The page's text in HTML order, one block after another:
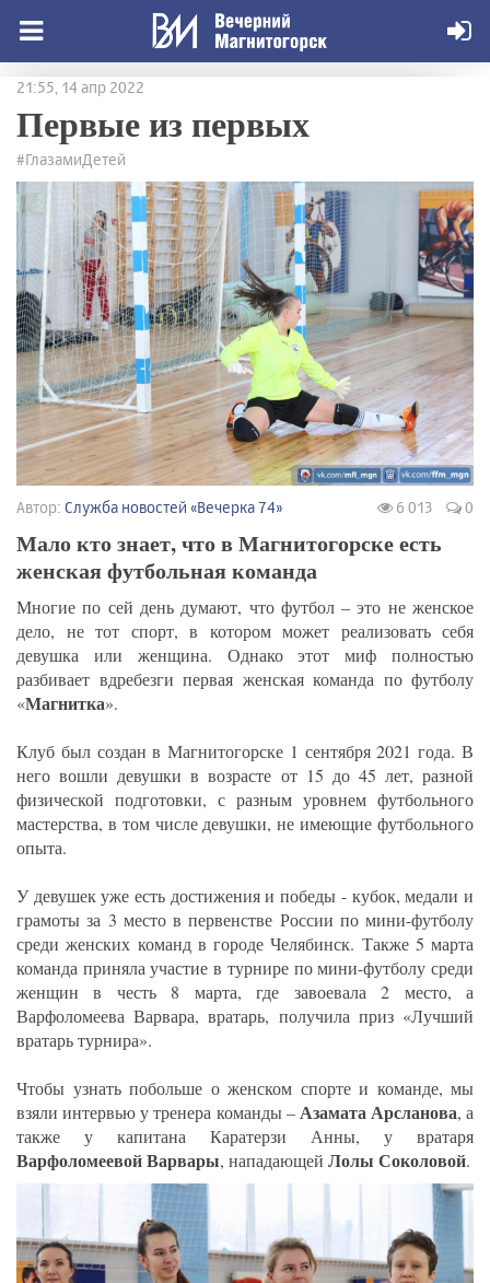
21:55, 14 апр 2022
Первые из первых
#ГлазамиДетей
Автор: Служба новостей «Вечерка 74» 6 013 0
Мало кто знает, что в Магнитогорске есть
женская футбольная команда
Многие по сей день думают, что футбол – это не женское
дело, не тот спорт, в котором может реализовать себя
девушка или женщина. Однако этот миф полностью
разбивает вдребезги первая женская команда по футболу
«Магнитка».
Клуб был создан в Магнитогорске 1 сентября 2021 года. В
него вошли девушки в возрасте от 15 до 45 лет, разной
физической подготовки, с разным уровнем футбольного
мастерства, в том числе девушки, не имеющие футбольного
опыта.
У девушек уже есть достижения и победы - кубок, медали и
грамоты за 3 место в первенстве России по мини-футболу
среди женских команд в городе Челябинск. Также 5 марта
команда приняла участие в турнире по мини-футболу среди
женщин в честь 8 марта, где завоевала 2 место, а
Варфоломеева Варвара, вратарь, получила приз «Лучший
вратарь турнира».
Чтобы узнать побольше о женском спорте и команде, мы
взяли интервью у тренера команды –Азамата Арсланова, а
также у капитана Каратерзи Анны, у вратаря
Варфоломеевой Варвары, нападающей Лолы Соколовой.